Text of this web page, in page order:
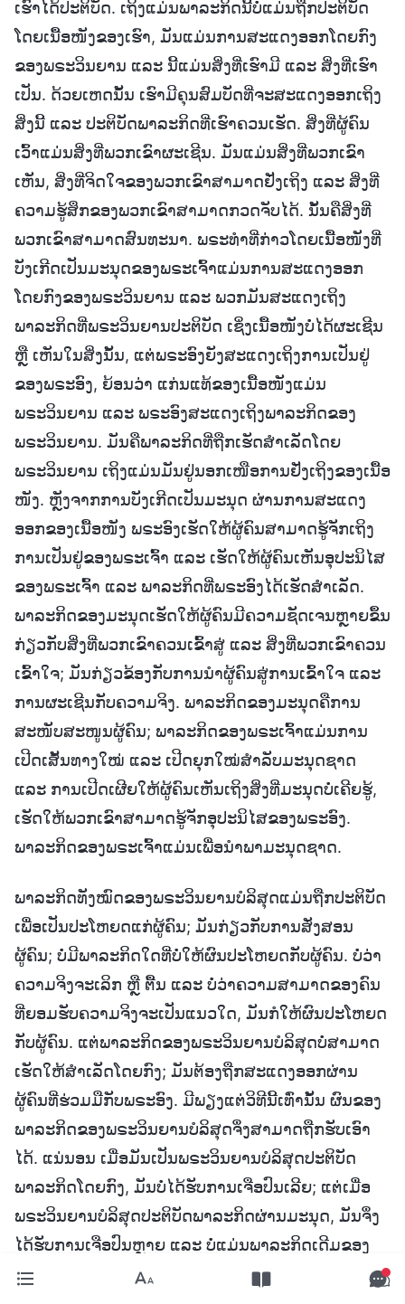
ພາລະກິດທັງໝົດຂອງພຣະວິນຍານບໍລິສຸດແມ່ນຖືກປະຕິບັດ
ເພື່ອເປັນປະໂຫຍດແກ່ຜູ້ຄົນ; ມັນກ່ຽວກັບການສັ່ງສອນ
ຜູ້ຄົນ; ບໍ່ມີພາລະກິດໃດທີ່ບໍ່ໃຫ້ຜົນປະໂຫຍດກັບຜູ້ຄົນ. ບໍ່ວ່າ
ຄວາມຈິງຈະເລິກ ຫຼື ຕື້ນ ແລະ ບໍ່ວ່າຄວາມສາມາດຂອງຄົນ
ທີ່ຍອມຮັບຄວາມຈິງຈະເປັນແນວໃດ, ມັນກໍໃຫ້ຜົນປະໂຫຍດ
ກັບຜູ້ຄົນ. ແຕ່ພາລະກິດຂອງພຣະວິນຍານບໍລິສຸດບໍ່ສາມາດ
ເຮັດໃຫ້ສຳເລັດໂດຍກົງ; ມັນຕ້ອງຖືກສະແດງອອກຜ່ານ
ຜູ້ຄົນທີ່ຮ່ວມມືກັບພຣະອົງ. ມີພຽງແຕ່ວິທີນີ້ເທົ່ານັ້ນ ຜົນຂອງ
ພາລະກິດຂອງພຣະວິນຍານບໍລິສຸດຈຶ່ງສາມາດຖືກຮັບເອົາ
ໄດ້. ແນ່ນອນ ເມື່ອມັນເປັນພຣະວິນຍານບໍລິສຸດປະຕິບັດ
ພາລະກິດໂດຍກົງ, ມັນບໍ່ໄດ້ຮັບການເຈືອປົນເລີຍ; ແຕ່ເມື່ອ
ພຣະວິນຍານບໍລິສຸດປະຕິບັດພາລະກິດຜ່ານມະນຸດ, ມັນຈຶ່ງ
ໄດ້ຮັບການເຈືອປົນຫຼາຍ ແລະ ບໍ່ແມ່ນພາລະກິດເດີມຂອງ
ພຣະວິນຍານບໍລິສຸດ. ດ້ວຍວິທີນີ້ ຄວາມຈິງຈຶ່ງປ່ຽນແປງໃນ